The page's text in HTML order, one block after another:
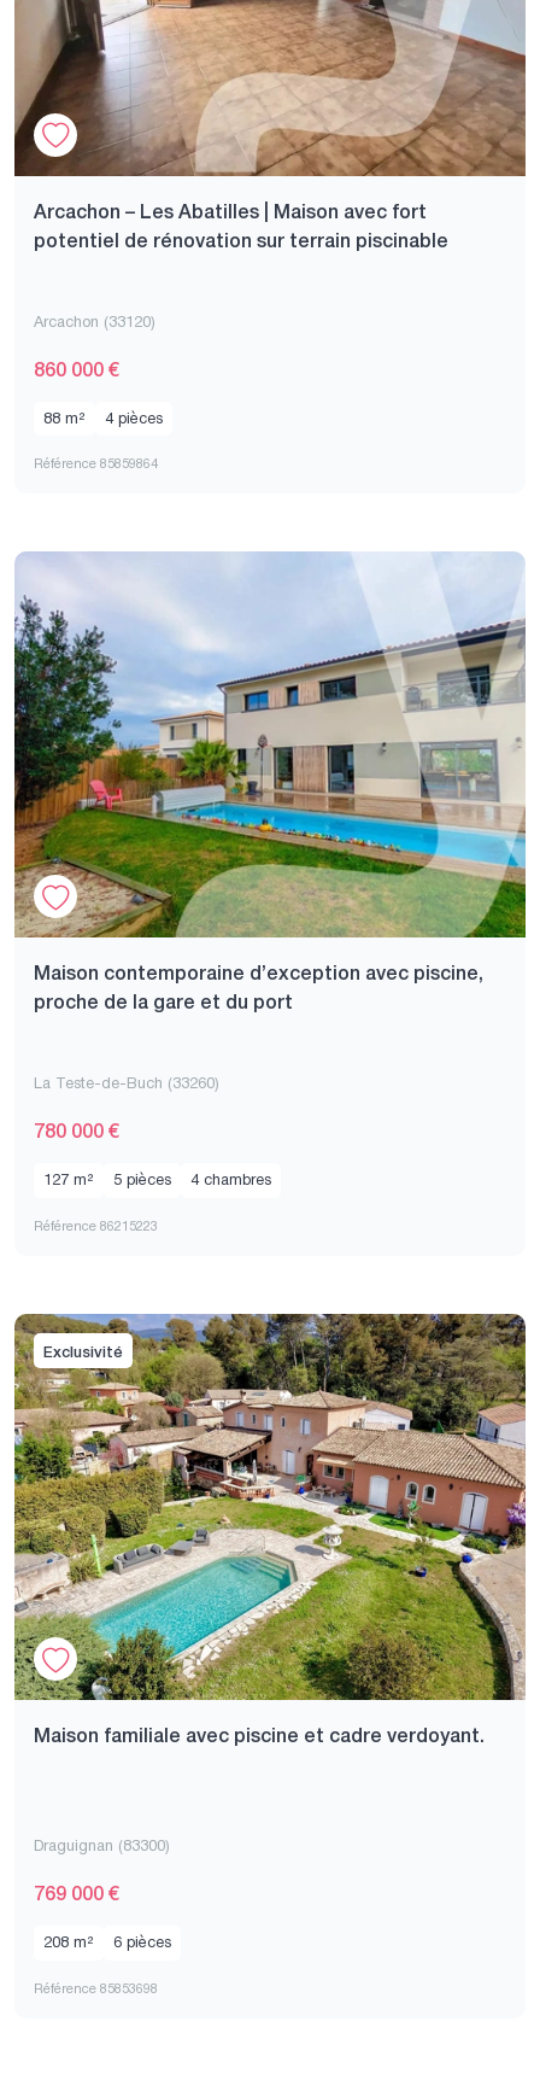
Arcachon – Les Abatilles | Maison avec fort
potentiel de rénovation sur terrain piscinable
Arcachon (33120)
860 000 €
88 m² 4 pièces
Référence 85859864
Maison contemporaine d’exception avec piscine,
proche de la gare et du port
La Teste-de-Buch (33260)
780 000 €
127 m² 5 pièces 4 chambres
Référence 86215223
Exclusivité
Maison familiale avec piscine et cadre verdoyant.
Draguignan (83300)
769 000 €
208 m² 6 pièces
Référence 85853698